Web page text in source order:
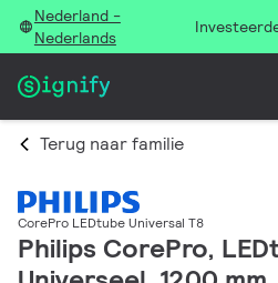
Nederland -
Nederlands
Terug naar familie
CorePro LEDtube Universal T8
Philips CorePro,